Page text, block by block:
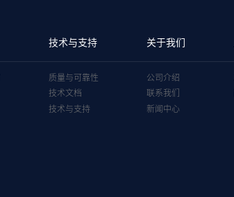
技术与支持
质量与可靠性
技术文档
技术与支持
关于我们
公司介绍
联系我们
新闻中心